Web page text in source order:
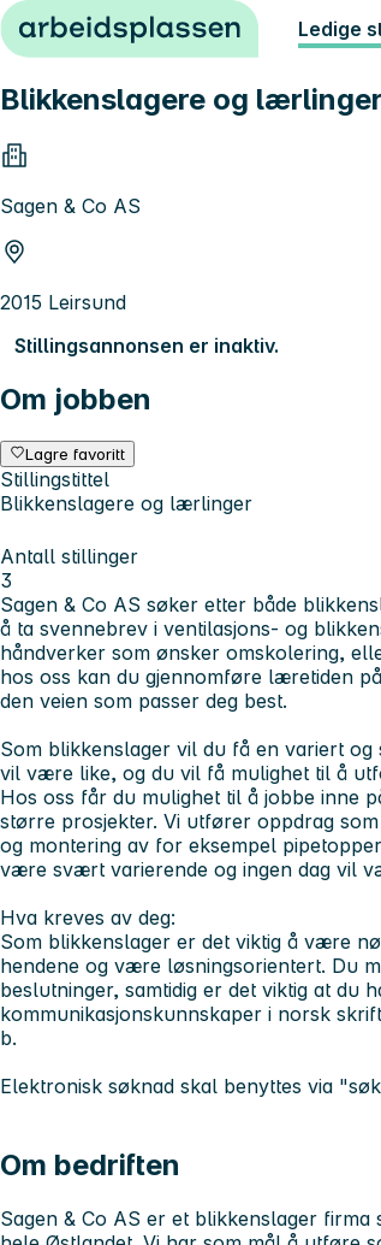
Hopp til innhold Ledige
Blikkenslagere og lærlinger
Sagen & Co AS
2015 Leirsund
Stillingsannonsen er inaktiv.
Om jobben
Lagre favoritt
Stillingstittel
Blikkenslagere og lærlinger
Antall stillinger
3
Sagen & Co AS søker etter både
å ta svennebrev i ventilasjons- og
håndverker som ønsker omskolering,
hos oss kan du gjennomføre læretiden
den veien som passer deg best.
Som blikkenslager vil du få en variert
vil være like, og du vil få mulighet til å
Hos oss får du mulighet til å jobbe inne
større prosjekter. Vi utfører oppdrag
og montering av for eksempel
være svært varierende og ingen dag vil
Hva kreves av deg:
Som blikkenslager er det viktig å være
hendene og være løsningsorientert. Du
beslutninger, samtidig er det viktig at du
kommunikasjonskunnskaper i norsk
b.
Elektronisk søknad skal benyttes via
Om bedriften
Sagen & Co AS er et blikkenslager